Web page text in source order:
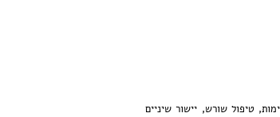
טיפול שורש, יישור שיניים